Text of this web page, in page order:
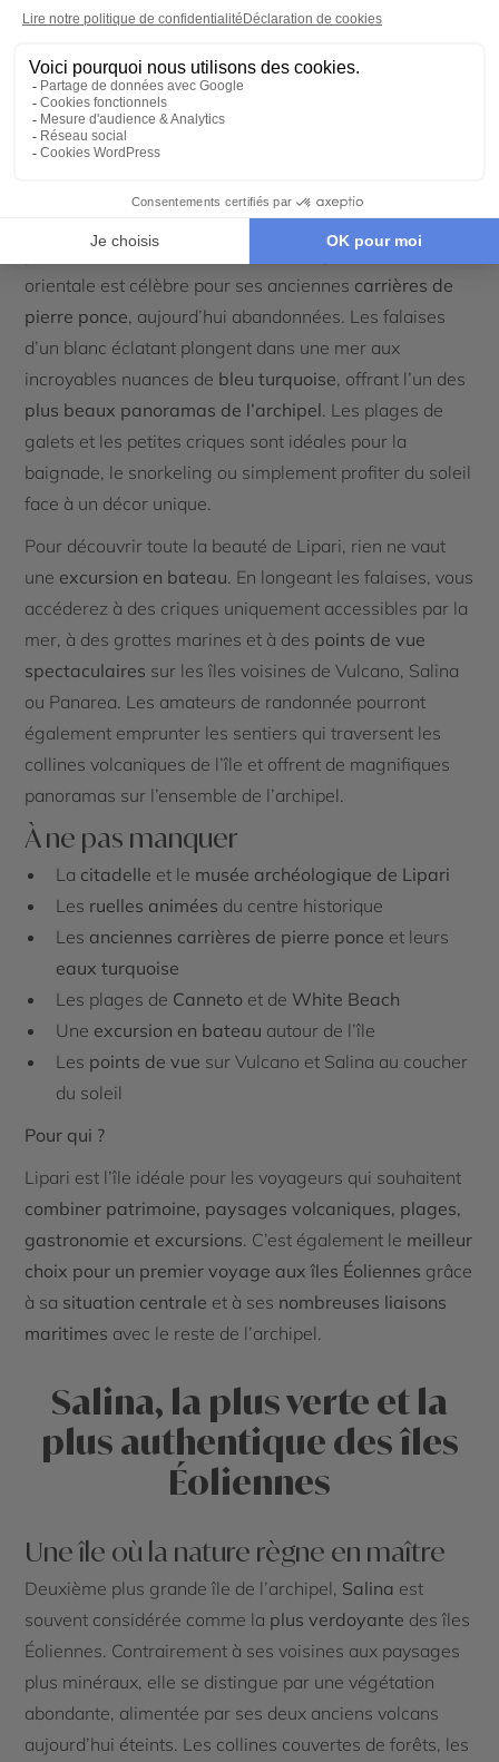
archéologiques de Méditerranée, consacré à l’histoire
des îles Éoliennes, de la Préhistoire jusqu’à l’époque
romaine. Unevisite incontournable
comprendre le lien étroit entre les habitants et leur
environnement volcanique.
Mais Lipari ne se résume pas à son patrimoine. L’île
nature spectaculaire, façonnée
par des millénaires d’activité volcanique. La côte
orientale est célèbre pour ses anciennes carrières de
pierre ponce, aujourd’hui abandonnées. Les falaises
d’un blanc éclatant plongent dans une mer aux
incroyables nuances de bleu turquoise, offrant l’un des
plus beaux panoramas de l’archipel. Les plages de
galets et les petites criques sont idéales pour la
baignade, le snorkeling ou simplement profiter du soleil
face à un décor unique.
Pour découvrir toute la beauté de Lipari, rien ne vaut
une excursion en bateau. En longeant les falaises, vous
accéderez à des criques uniquement accessibles par la
mer, à des grottes marines et à des points de vue
spectaculaires sur les îles voisines de Vulcano, Salina
ou Panarea. Les amateurs de randonnée pourront
également emprunter les sentiers qui traversent les
collines volcaniques de l’île et offrent de magnifiques
panoramas sur l’ensemble de l’archipel.
À ne pas manquer
La citadelle et le musée archéologique de Lipari
Les ruelles animées du centre historique
Les anciennes carrières de pierre ponce et leurs
eaux turquoise
Les plages de Canneto et de White Beach
Une excursion en bateau autour de l’île
Les points de vue sur Vulcano et Salina au coucher
du soleil
Pour qui ?
Lipari est l’île idéale pour les voyageurs qui souhaitent
combiner patrimoine, paysages volcaniques, plages,
gastronomie et excursions. C’est également le meilleur
choix pour un premier voyage aux îles Éoliennes grâce
à sa situation centrale et à ses nombreuses liaisons
maritimes avec le reste de l’archipel.
Salina, la plus verte et la
plus authentique des îles
Éoliennes
Une île où la nature règne en maître
Deuxième plus grande île de l’archipel, Salina est
souvent considérée comme la plus verdoyante des îles
Éoliennes. Contrairement à ses voisines aux paysages
plus minéraux, elle se distingue par une végétation
abondante, alimentée par ses deux anciens volcans
aujourd’hui éteints. Les collines couvertes de forêts, les